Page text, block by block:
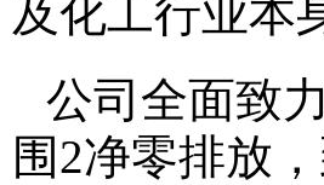
及化工行业本
公司全面致
围2净零排放